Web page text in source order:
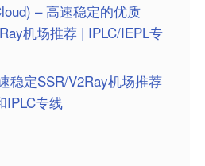
– 高速稳定的优质
机场推荐 | IPLC/IEPL专
稳定SSR/V2Ray机场推荐
IPLC专线